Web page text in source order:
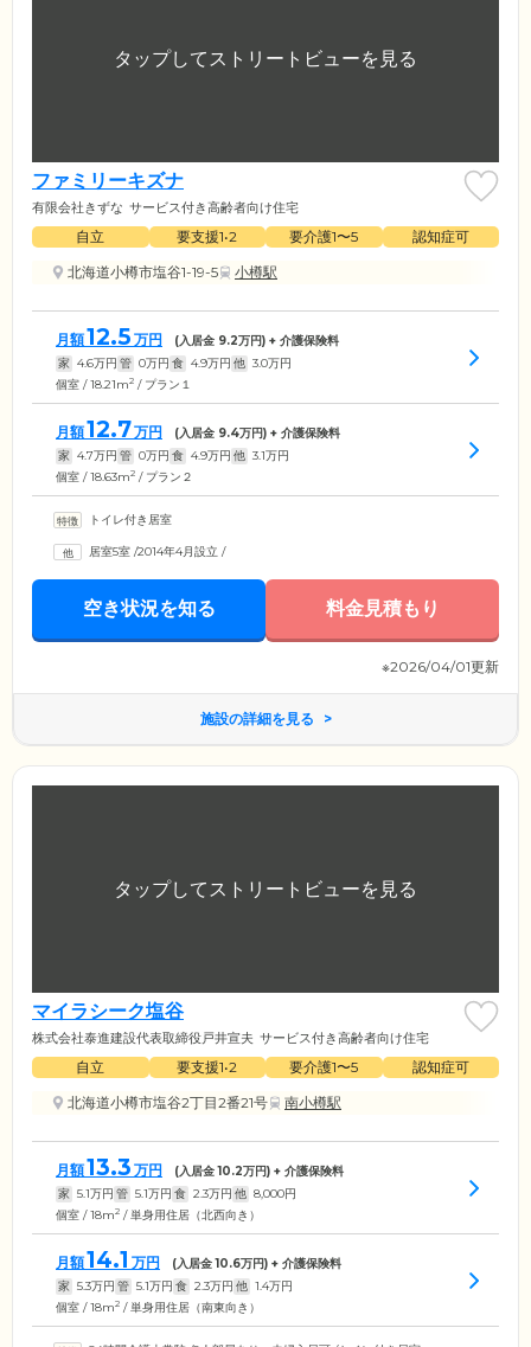
ファミリーキズナ
有限会社きずな サービス付き高齢者向け住宅
自立 要支援1•2 要介護1〜5
認知症可
北海道小樽市塩谷1-19-5
小樽駅
月額12.5 万円 (入居金 9.2万円) + 介護保険料
家 4.6万円 管 0万円 食 4.9万円 他 3.0万円
個室 / 18.21m2 / プラン１
月額12.7万円 (入居金 9.4万円) + 介護保険料
家 4.7万円 管 0万円 食 4.9万円 他 3.1万円
個室 / 18.63m2 / プラン２
トイレ付き居室
居室5室 /2014年4月設立 /
空き状況を知る 料金見積もり
※2026/04/01更新
施設の詳細を見る
マイラシーク塩谷
株式会社泰進建設代表取締役戸井宣夫 サービス付き高齢者向け住宅
自立 要支援1•2 要介護1〜5
認知症可
北海道小樽市塩谷2丁目2番21号
南小樽駅
月額13.3 万円 (入居金10.2万円) + 介護保険料
家 5.1万円 管 5.1万円 食 2.3万円 他 8,000円
個室 / 18m2 / 単身用住居（北西向き）
月額14.1 万円 (入居金10.6万円) + 介護保険料
家 5.3万円 管 5.1万円 食 2.3万円 他 1.4万円
個室 / 18m2 / 単身用住居（南東向き）